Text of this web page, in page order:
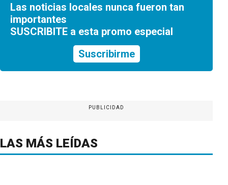
Las noticias locales nunca fueron tan
importantes
SUSCRIBITE a esta promo especial
Suscribirme
PUBLICIDAD
LAS MÁS LEÍDAS